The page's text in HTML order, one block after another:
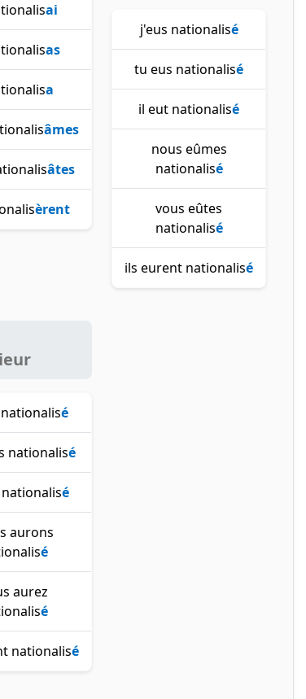
ai
as
a
âmes
âtes
èrent
j'eus nationalisé
tu eus nationalisé
il eut nationalisé
nous eûmes
nationalisé
vous eûtes
nationalisé
ils eurent nationalisé
é
nationalisé
é
aurons
é
aurez
é
nationalisé